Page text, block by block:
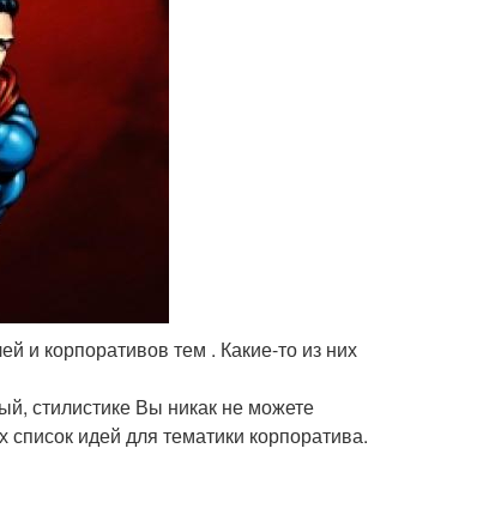
и корпоративов тем . Какие-то из них
стилистике Вы никак не можете
идей для тематики корпоратива.